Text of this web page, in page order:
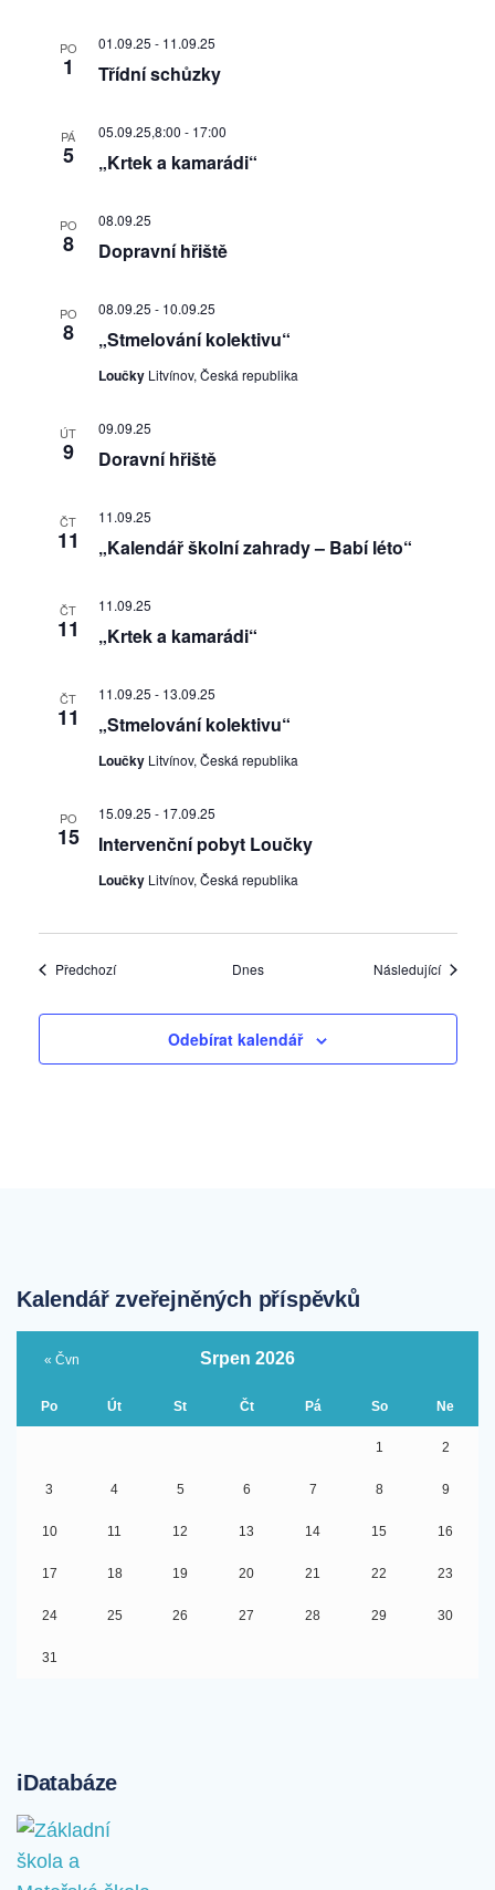
PO
1 Třídní schůzky
01.09.25 - 11.09.25
PÁ
5 „Krtek a kamarádi“
05.09.25,8:00 - 17:00
PO
8 Dopravní hřiště
08.09.25
PO
8 „Stmelování kolektivu“
08.09.25 - 10.09.25
Loučky Litvínov, Česká republika
ÚT
9 Doravní hřiště
09.09.25
ČT
11 „Kalendář školní zahrady – Babí léto“
11.09.25
ČT
11 „Krtek a kamarádi“
11.09.25
ČT
11 „Stmelování kolektivu“
11.09.25 - 13.09.25
Loučky Litvínov, Česká republika
PO
15 Intervenční pobyt Loučky
15.09.25 - 17.09.25
Loučky Litvínov, Česká republika
PředchozíAkce Dnes NásledujícíAkce
Odebírat kalendář
Kalendář zveřejněných příspěvků
Srpen 2026
Po Út St Čt Pá So Ne
1 2
3 4 5 6 7 8 9
10 11 12 13 14 15 16
17 18 19 20 21 22 23
24 25 26 27 28 29 30
31
« Čvn
iDatabáze